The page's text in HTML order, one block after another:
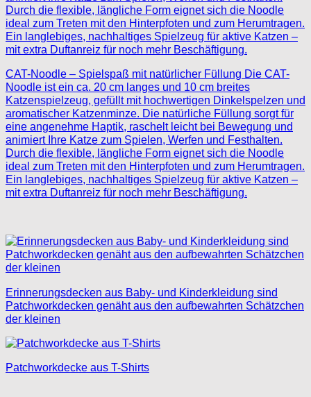
CAT-Noodle – Spielspaß mit natürlicher Füllung Die CAT-
Noodle ist ein ca. 20 cm langes und 10 cm breites
Katzenspielzeug, gefüllt mit hochwertigen Dinkelspelzen und
aromatischer Katzenminze. Die natürliche Füllung sorgt für
eine angenehme Haptik, raschelt leicht bei Bewegung und
animiert Ihre Katze zum Spielen, Werfen und Festhalten.
Durch die flexible, längliche Form eignet sich die Noodle
ideal zum Treten mit den Hinterpfoten und zum Herumtragen.
Ein langlebiges, nachhaltiges Spielzeug für aktive Katzen –
mit extra Duftanreiz für noch mehr Beschäftigung.
Erinnerungsdecken aus Baby- und Kinderkleidung sind
Patchworkdecken genäht aus den aufbewahrten Schätzchen
der kleinen
Patchworkdecke aus T-Shirts